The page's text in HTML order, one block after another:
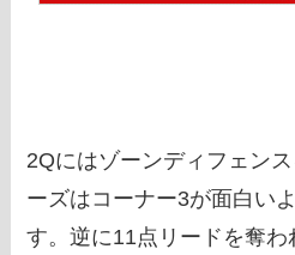
2Qにはゾーンディフェン
ーズはコーナー3が面白い
す。逆に11点リードを奪わ